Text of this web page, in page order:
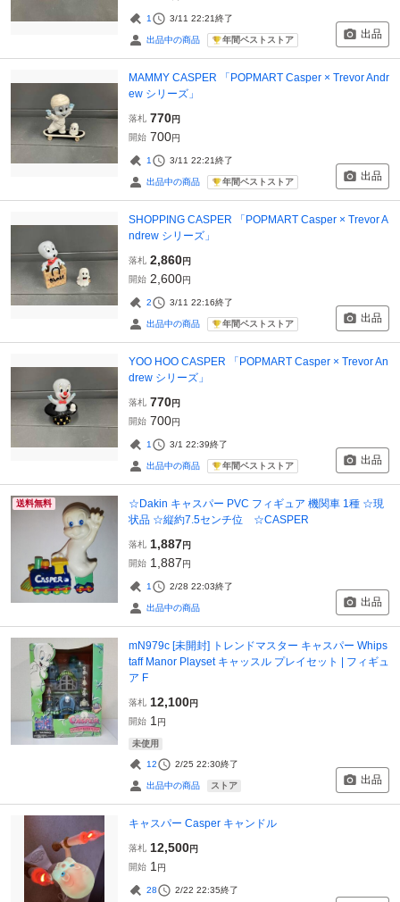
1 3/11 22:21終了
出品中の商品 年間ベストストア 出品
MAMMY CASPER 「POPMART Casper × Trevor Andr
ew シリーズ」
落札 770円
開始 700円
1 3/11 22:21終了
出品中の商品 年間ベストストア 出品
SHOPPING CASPER 「POPMART Casper × Trevor A
ndrew シリーズ」
落札 2,860円
開始 2,600円
2 3/11 22:16終了
出品中の商品 年間ベストストア 出品
YOO HOO CASPER 「POPMART Casper × Trevor An
drew シリーズ」
落札 770円
開始 700円
1 3/1 22:39終了
出品中の商品 年間ベストストア 出品
送料無料
☆Dakin キャスパー PVC フィギュア 機関車 1種 ☆現
状品 ☆縦約7.5センチ位 ☆CASPER
落札 1,887円
開始 1,887円
1 2/28 22:03終了
出品中の商品 出品
mN979c [未開封] トレンドマスター キャスパー Whips
taff Manor Playset キャッスル プレイセット | フィギュ
ア F
落札 12,100円
開始 1 円
未使用
12 2/25 22:30終了
出品中の商品 ストア 出品
キャスパー Casper キャンドル
落札 12,500円
開始 1 円
28 2/22 22:35終了